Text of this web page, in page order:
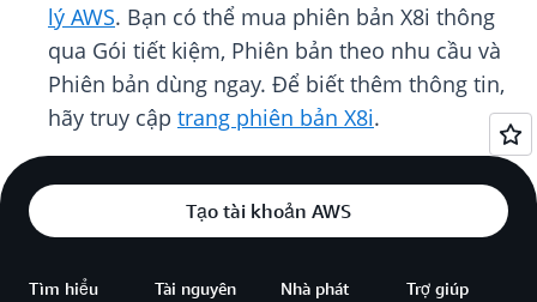
lý AWS. Bạn có thể mua phiên bản X8i thông
qua Gói tiết kiệm, Phiên bản theo nhu cầu và
Phiên bản dùng ngay. Để biết thêm thông tin,
hãy truy cập trang phiên bản X8i.
Tạo tài khoản AWS
Tìm hiểu Tài nguyên
Nhà phát
Trợ giúp